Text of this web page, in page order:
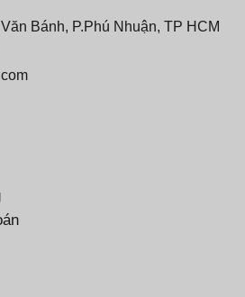
Bánh, P.Phú Nhuận, TP HCM